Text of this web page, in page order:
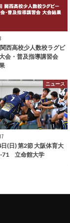
西高校少人数校ラグビ
会・普及指導講習会
ニュース
(日) 第2節 大阪体育大
立命館大学